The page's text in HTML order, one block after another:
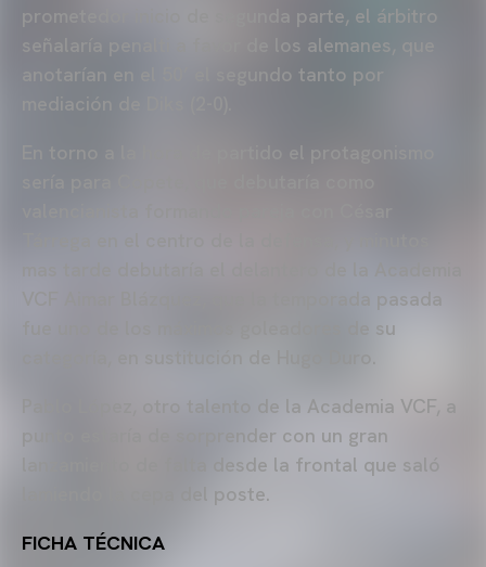
prometedor inicio de segunda parte, el árbitro
señalaría penalti a favor de los alemanes, que
anotarían en el 50’ el segundo tanto por
VCF Aimar Blázquez, que la temporada pasada
fue uno de los máximos goleadores de su
Pablo López, otro talento de la Academia VCF, a
punto estaría de sorprender con un gran
lanzamiento de falta desde la frontal que saló
lamiendo la cepa del poste.
FICHA TÉCNICA